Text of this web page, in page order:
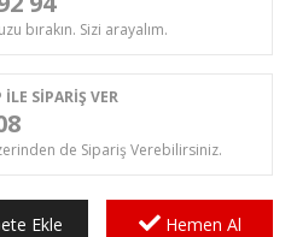
bırakın. Sizi arayalım.
SİPARİŞ VER
de Sipariş Verebilirsiniz.
Ekle Hemen Al